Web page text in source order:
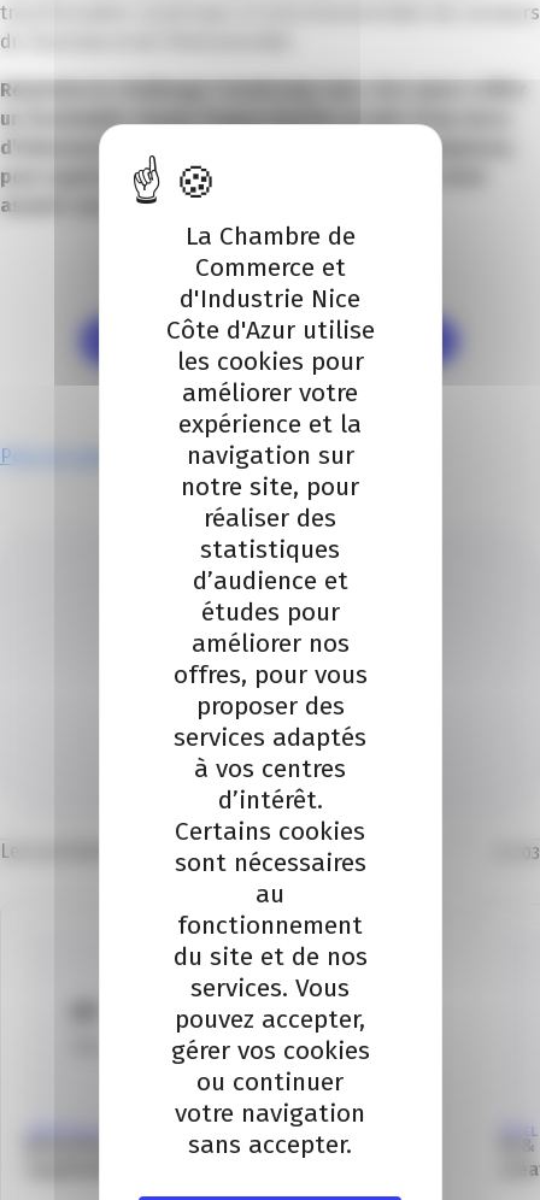
transformation numérique et environnementale des secteurs
du Tourisme et de l’Événementiel.
Rejoindre le Challenge Travelcamp Sud, c’est aussi s’offrir
un formidable champ d’opportunités au sein d’une terre
d’événements et d’une destination touristique majeures,
pour expérimenter, se consolider, se déployer et ainsi
asseoir son passage à l’échelle.
Je me préinscris à TravelCamp Sud 2024
Pour en savoir plus sur travelCamp Sud
THOMAS BOLLA
Je contacte un conseiller
Je contacte
Les prochains évènements 03
Rencontres de la création d’entreprise –
IA
La Chambre de
Commerce et
d'Industrie Nice
Côte d'Azur utilise
les cookies pour
améliorer votre
expérience et la
navigation sur
notre site, pour
réaliser des
statistiques
d’audience et
études pour
améliorer nos
offres, pour vous
proposer des
services adaptés
à vos centres
d’intérêt.
Certains cookies
sont nécessaires
au
fonctionnement
du site et de nos
services. Vous
pouvez accepter,
gérer vos cookies
ou continuer
votre navigation
sans accepter.